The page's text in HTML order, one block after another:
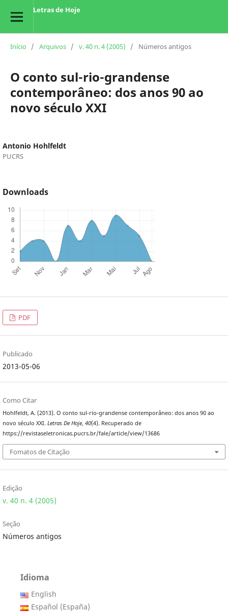
Letras de Hoje
Início / Arquivos / v. 40 n. 4 (2005) / Números antigos
O conto sul-rio-grandense
contemporâneo: dos anos 90 ao
novo século XXI
Antonio Hohlfeldt
PUCRS
Downloads
PDF
Publicado
2013-05-06
Como Citar
Hohlfeldt, A. (2013). O conto sul-rio-grandense contemporâneo: dos anos 90 ao
novo século XXI. Letras De Hoje, 40(4). Recuperado de
https://revistaseletronicas.pucrs.br/fale/article/view/13686
Fomatos de Citação
Edição
v. 40 n. 4 (2005)
Seção
Números antigos
Idioma
English
Español (España)